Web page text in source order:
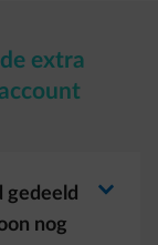
extra
gedeeld
nog
arrow-right